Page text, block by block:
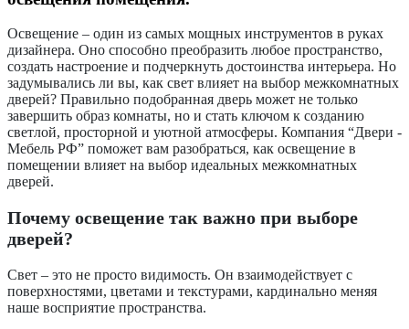
Освещение – один из самых мощных инструментов в руках
дизайнера. Оно способно преобразить любое пространство,
создать настроение и подчеркнуть достоинства интерьера. Но
задумывались ли вы, как свет влияет на выбор межкомнатных
дверей? Правильно подобранная дверь может не только
завершить образ комнаты, но и стать ключом к созданию
светлой, просторной и уютной атмосферы. Компания “Двери -
Мебель РФ” поможет вам разобраться, как освещение в
помещении влияет на выбор идеальных межкомнатных
дверей.
Почему освещение так важно при выборе
дверей?
Свет – это не просто видимость. Он взаимодействует с
поверхностями, цветами и текстурами, кардинально меняя
наше восприятие пространства.